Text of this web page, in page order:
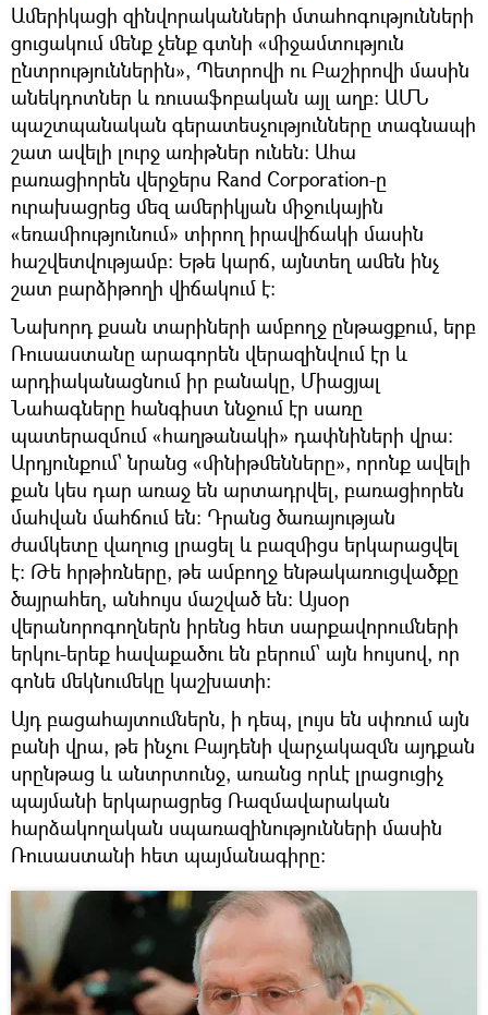
Ամերիկացի զինվորականների մտահոգությունների
ցուցակում մենք չենք գտնի «միջամտություն
ընտրություններին», Պետրովի ու Բաշիրովի մասին
անեկդոտներ և ռուսաֆոբական այլ աղբ։ ԱՄՆ
պաշտպանական գերատեսչությունները տագնապի
շատ ավելի լուրջ առիթներ ունեն։ Ահա
բառացիորեն վերջերս Rand Corporation-ը
ուրախացրեց մեզ ամերիկյան միջուկային
«եռամիությունում» տիրող իրավիճակի մասին
հաշվետվությամբ։ Եթե կարճ, այնտեղ ամեն ինչ
շատ բարձիթողի վիճակում է։
Նախորդ քսան տարիների ամբողջ ընթացքում, երբ
Ռուսաստանը արագորեն վերազինվում էր և
արդիականացնում իր բանակը, Միացյալ
Նահագները հանգիստ ննջում էր սառը
պատերազմում «հաղթանակի» դափնիների վրա։
Արդյունքում՝ նրանց «մինիթմենները», որոնք ավելի
քան կես դար առաջ են արտադրվել, բառացիորեն
մահվան մահճում են։ Դրանց ծառայության
ժամկետը վաղուց լրացել և բազմիցս երկարացվել
է։ Թե հրթիռները, թե ամբողջ ենթակառուցվածքը
ծայրահեղ, անհույս մաշված են։ Այսօր
վերանորոգողներն իրենց հետ սարքավորումների
երկու-երեք հավաքածու են բերում՝ այն հույսով, որ
գոնե մեկնումեկը կաշխատի։
Այդ բացահայտումներն, ի դեպ, լույս են սփռում այն
բանի վրա, թե ինչու Բայդենի վարչակազմն այդքան
սրընթաց և անտրտունջ, առանց որևէ լրացուցիչ
պայմանի երկարացրեց Ռազմավարական
հարձակողական սպառազինությունների մասին
Ռուսաստանի հետ պայմանագիրը։